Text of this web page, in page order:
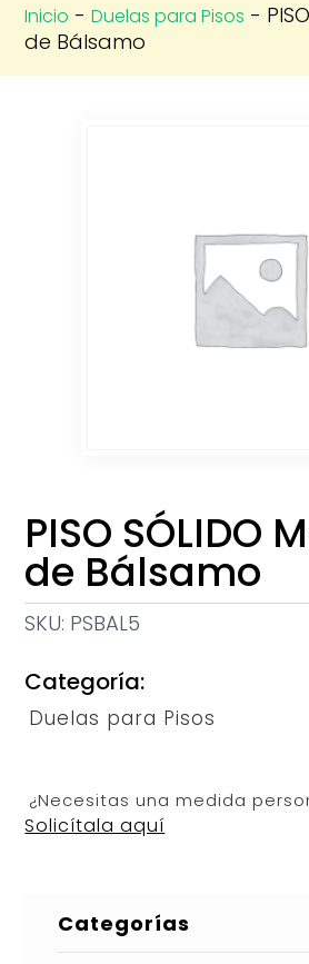
Inicio -Duelas para Pisos -
de Bálsamo
PISO SÓLIDO
de Bálsamo
SKU: PSBAL5
Categoría:
Duelas para Pisos
¿Necesitas una medida
Solicítala aquí
Categorías